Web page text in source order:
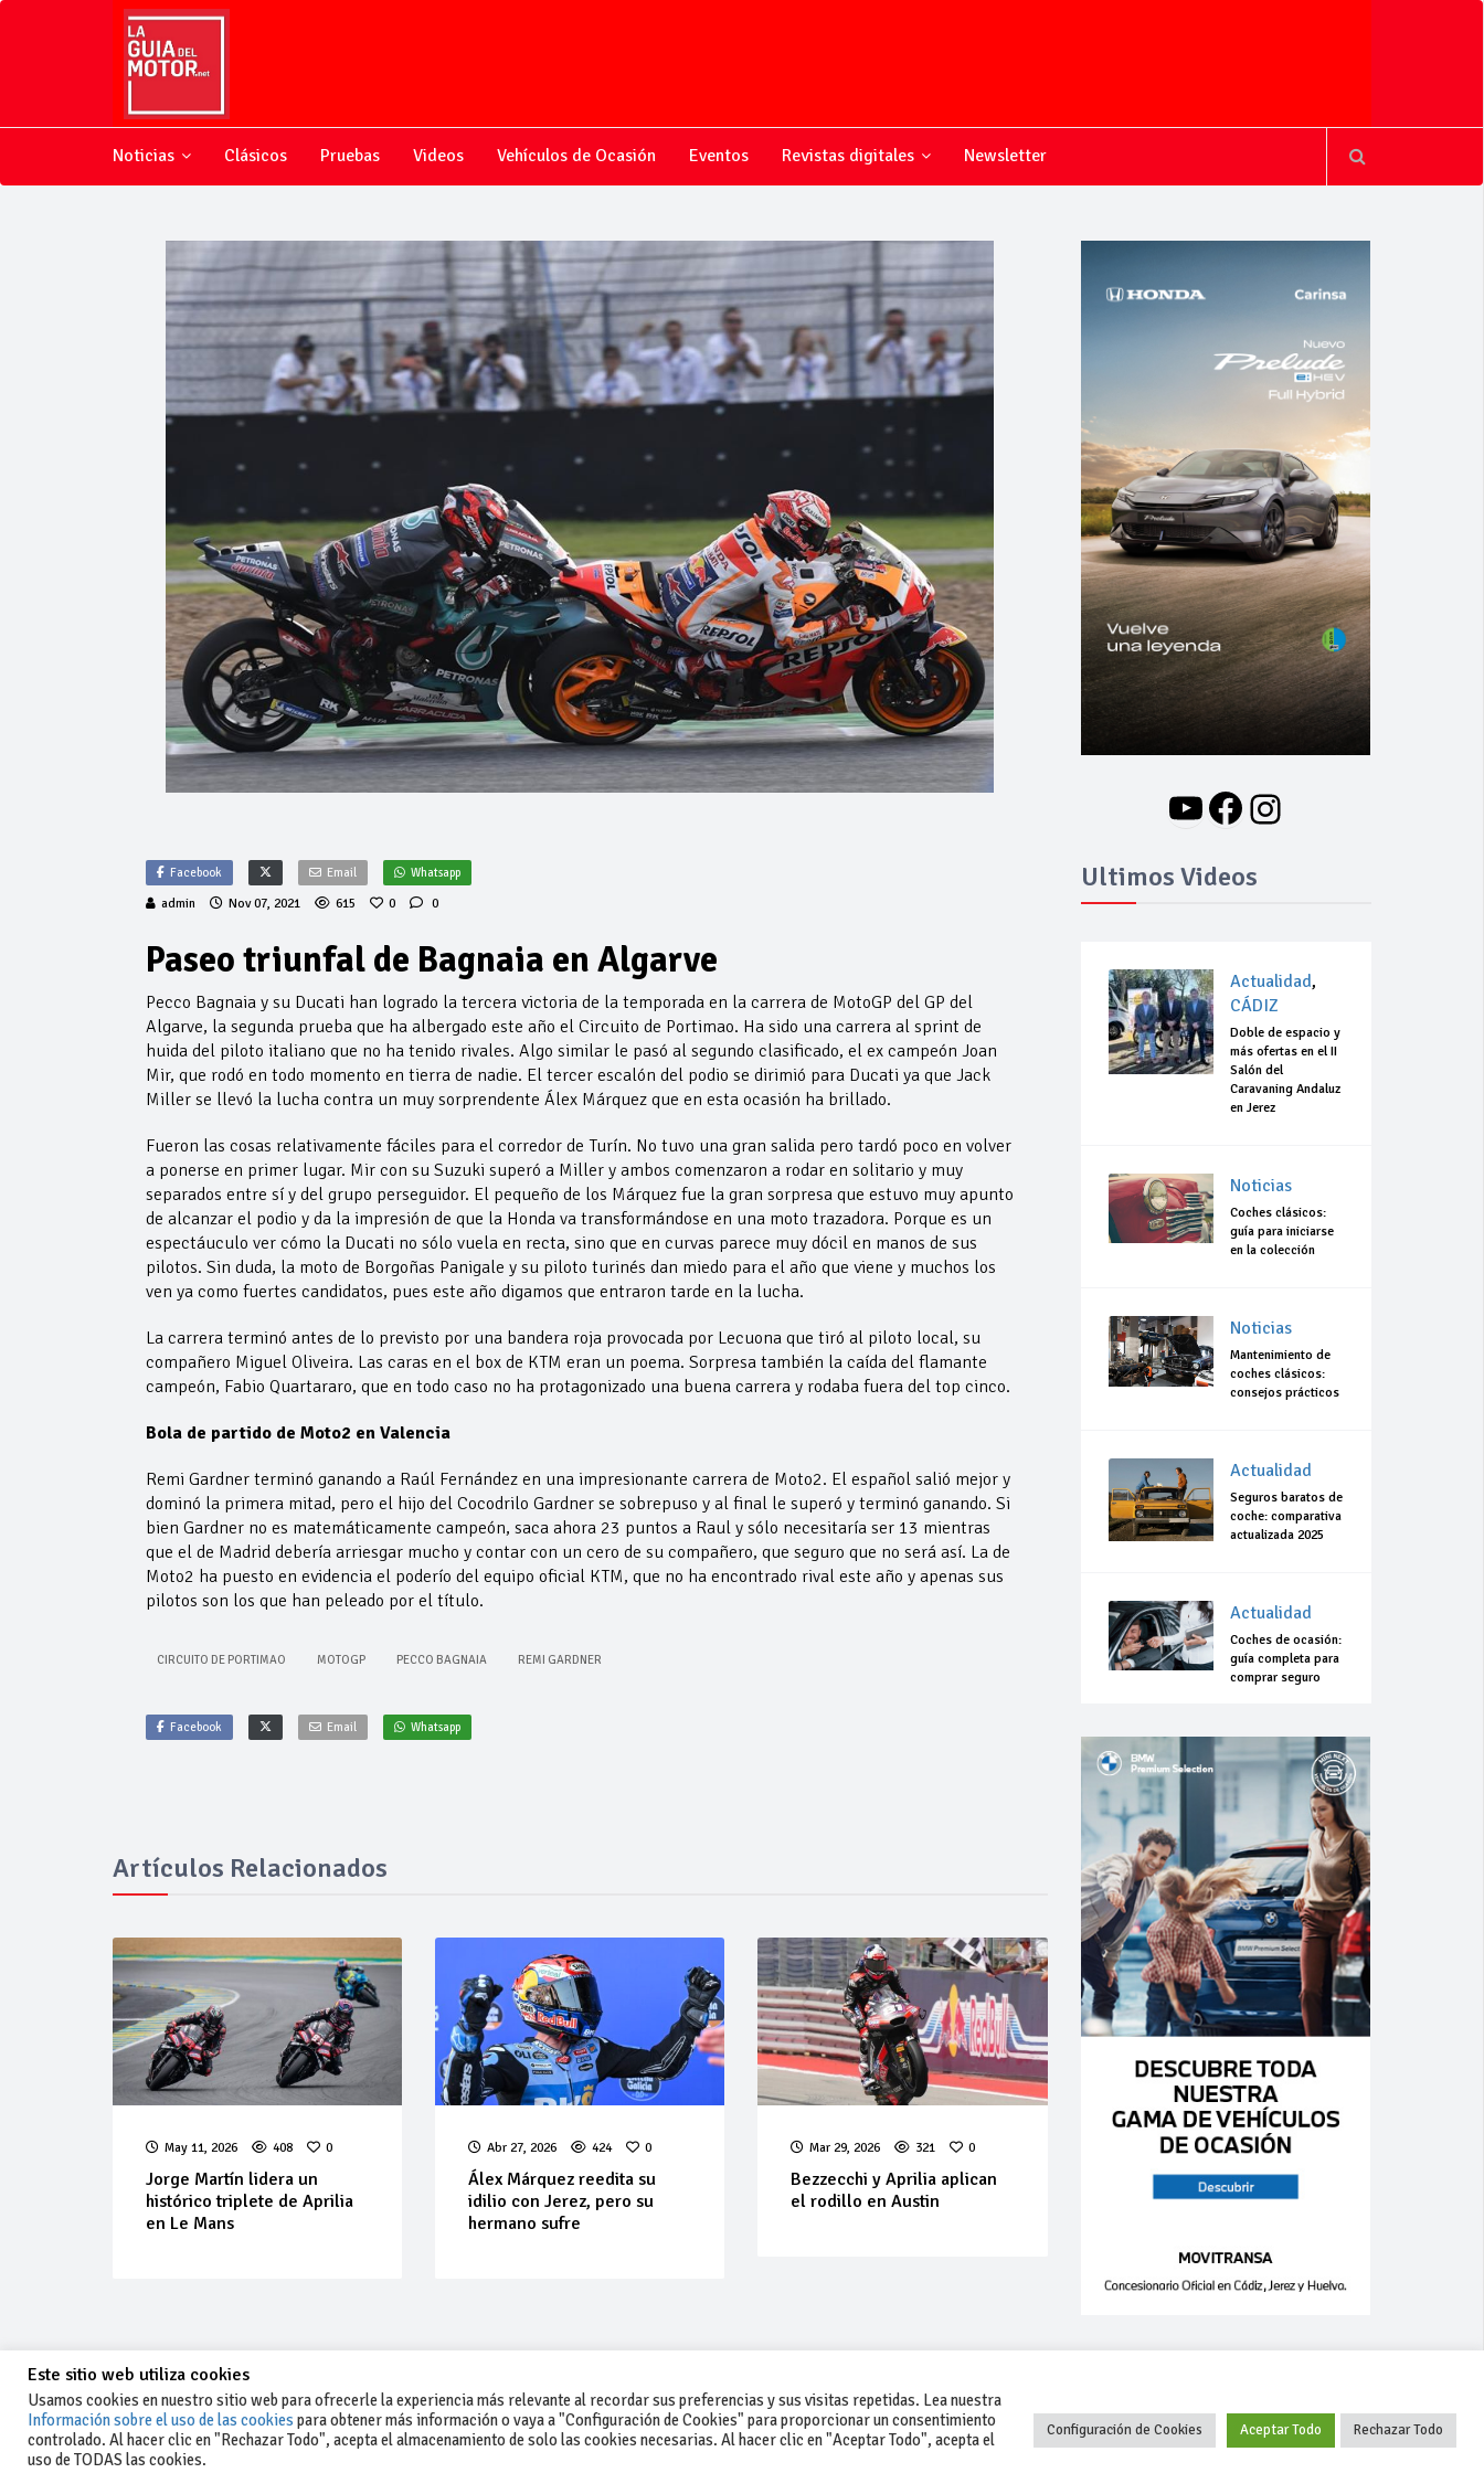
Noticias Clásicos Pruebas Videos Vehículos de Ocasión Eventos Revistas digitales Newsletter
Facebook Email Whatsapp
admin Nov 07, 2021 615 0 0
Paseo triunfal de Bagnaia en Algarve
Pecco Bagnaia y su Ducati han logrado la tercera victoria de la temporada en la carrera de MotoGP del GP del
Algarve, la segunda prueba que ha albergado este año el Circuito de Portimao. Ha sido una carrera al sprint de
huida del piloto italiano que no ha tenido rivales. Algo similar le pasó al segundo clasificado, el ex campeón Joan
Mir, que rodó en todo momento en tierra de nadie. El tercer escalón del podio se dirimió para Ducati ya que Jack
Miller se llevó la lucha contra un muy sorprendente Álex Márquez que en esta ocasión ha brillado.
Fueron las cosas relativamente fáciles para el corredor de Turín. No tuvo una gran salida pero tardó poco en volver
a ponerse en primer lugar. Mir con su Suzuki superó a Miller y ambos comenzaron a rodar en solitario y muy
separados entre sí y del grupo perseguidor. El pequeño de los Márquez fue la gran sorpresa que estuvo muy apunto
de alcanzar el podio y da la impresión de que la Honda va transformándose en una moto trazadora. Porque es un
espectáuculo ver cómo la Ducati no sólo vuela en recta, sino que en curvas parece muy dócil en manos de sus
pilotos. Sin duda, la moto de Borgoñas Panigale y su piloto turinés dan miedo para el año que viene y muchos los
ven ya como fuertes candidatos, pues este año digamos que entraron tarde en la lucha.
La carrera terminó antes de lo previsto por una bandera roja provocada por Lecuona que tiró al piloto local, su
compañero Miguel Oliveira. Las caras en el box de KTM eran un poema. Sorpresa también la caída del flamante
campeón, Fabio Quartararo, que en todo caso no ha protagonizado una buena carrera y rodaba fuera del top cinco.
Bola de partido de Moto2 en Valencia
Remi Gardner terminó ganando a Raúl Fernández en una impresionante carrera de Moto2. El español salió mejor y
dominó la primera mitad, pero el hijo del Cocodrilo Gardner se sobrepuso y al final le superó y terminó ganando. Si
bien Gardner no es matemáticamente campeón, saca ahora 23 puntos a Raul y sólo necesitaría ser 13 mientras
que el de Madrid debería arriesgar mucho y contar con un cero de su compañero, que seguro que no será así. La de
Moto2 ha puesto en evidencia el poderío del equipo oficial KTM, que no ha encontrado rival este año y apenas sus
pilotos son los que han peleado por el título.
CIRCUITO DE PORTIMAO MOTOGP PECCO BAGNAIA REMI GARDNER
Facebook Email Whatsapp
Artículos Relacionados
May 11, 2026 408 0
Jorge Martín lidera un
histórico triplete de Aprilia
en Le Mans
Abr 27, 2026 424 0
Álex Márquez reedita su
idilio con Jerez, pero su
hermano sufre
Mar 29, 2026 321 0
Bezzecchi y Aprilia aplican
el rodillo en Austin
YouTube
Facebook
Instagram
Ultimos Videos
Actualidad,
CÁDIZ
Doble de espacio y
más ofertas en el II
Salón del
Caravaning Andaluz
en Jerez
Noticias
Coches clásicos:
guía para iniciarse
en la colección
Noticias
Mantenimiento de
coches clásicos:
consejos prácticos
Actualidad
Seguros baratos de
coche: comparativa
actualizada 2025
Actualidad
Coches de ocasión:
guía completa para
comprar seguro
-Aviso legal y condiciones generales
-Contacto
+34 627 35 00 36
Este sitio web utiliza cookies
Usamos cookies en nuestro sitio web para ofrecerle la experiencia más relevante al recordar sus preferencias y sus visitas repetidas. Lea nuestra
Información sobre el uso de las cookies para obtener más información o vaya a "Configuración de Cookies" para proporcionar un consentimiento
controlado. Al hacer clic en "Rechazar Todo", acepta el almacenamiento de solo las cookies necesarias. Al hacer clic en "Aceptar Todo", acepta el
uso de TODAS las cookies.
Configuración de Cookies Aceptar Todo Rechazar Todo